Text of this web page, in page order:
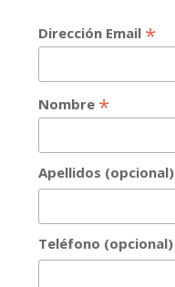
Dirección Email *
Nombre *
Apellidos (opcional)
Teléfono (opcional)